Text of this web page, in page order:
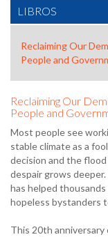
LIBROS
Reclaiming Our
People and
Reclaiming Our
People and
Most people see
stable climate as a
decision and the
despair grows
has helped
hopeless bystanders
This 20th